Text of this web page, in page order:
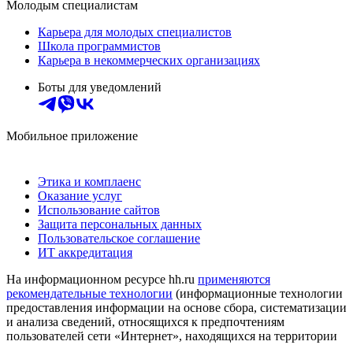
Молодым специалистам
Карьера для молодых специалистов
Школа программистов
Карьера в некоммерческих организациях
Боты для уведомлений
Мобильное приложение
Этика и комплаенс
Оказание услуг
Использование сайтов
Защита персональных данных
Пользовательское соглашение
ИТ аккредитация
На информационном ресурсе hh.ru применяются
рекомендательные технологии (информационные технологии
предоставления информации на основе сбора, систематизации
и анализа сведений, относящихся к предпочтениям
пользователей сети «Интернет», находящихся на территории